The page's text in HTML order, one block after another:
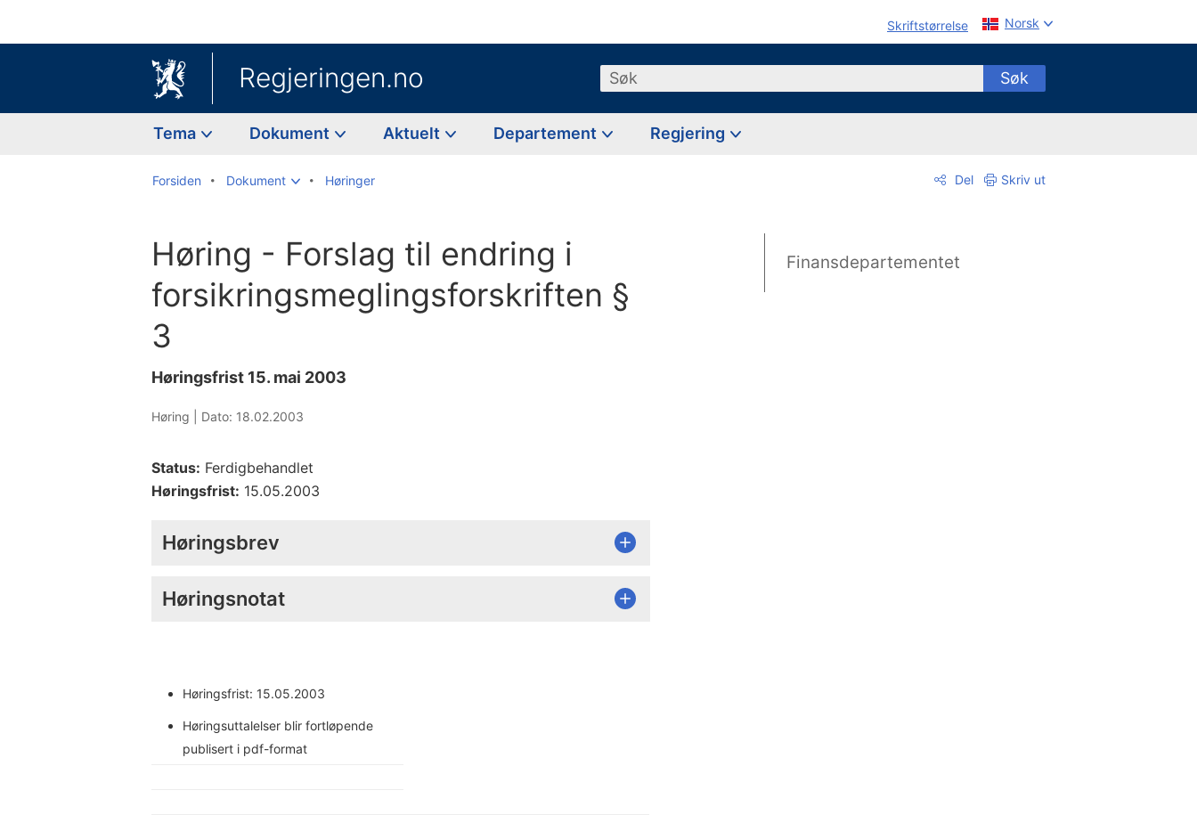
Skriftstørrelse Norsk
Regjeringen.no Søk Søk
Tema Dokument Aktuelt Departement Regjering
Forsiden Dokument Høringer Del Skriv ut
Høring - Forslag til endring i
forsikringsmeglingsforskriften §
3
Høringsfrist 15. mai 2003
Høring | Dato: 18.02.2003
Status: Ferdigbehandlet
Høringsfrist: 15.05.2003
Høringsbrev
Høringsnotat
Høringsfrist: 15.05.2003
Høringsuttalelser blir fortløpende
publisert i pdf-format
Finansdepartementet